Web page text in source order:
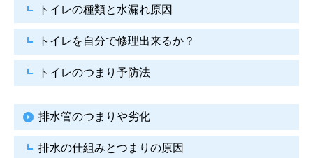
トイレの種類と水漏れ原因
トイレを自分で修理出来るか？
トイレのつまり予防法
排水管のつまりや劣化
排水の仕組みとつまりの原因